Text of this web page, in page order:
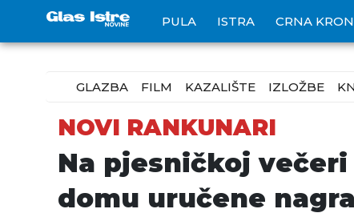
PULA ISTRA CRNA
GLAZBA FILM KAZALIŠTE IZLOŽBE
NOVI RANKUNARI
Na pjesničkoj
domu uručene